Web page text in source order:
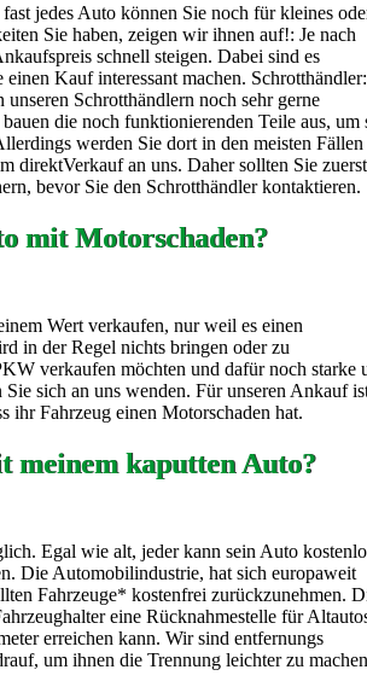
jedes Auto können Sie noch für kleines
Sie haben, zeigen wir ihnen auf!: Je nach
schnell steigen. Dabei sind es
Kauf interessant machen. Schrotthändler:
Schrotthändlern noch sehr gerne
die noch funktionierenden Teile aus, um
werden Sie dort in den meisten Fällen
direktVerkauf an uns. Daher sollten Sie
bevor Sie den Schrotthändler kontaktieren.
mit Motorschaden?
Wert verkaufen, nur weil es einen
in der Regel nichts bringen oder zu
verkaufen möchten und dafür noch starke
sich an uns wenden. Für unseren Ankauf
ihr Fahrzeug einen Motorschaden hat.
meinem kaputten Auto?
Egal wie alt, jeder kann sein Auto
Die Automobilindustrie, hat sich europaweit
Fahrzeuge* kostenfrei zurückzunehmen.
eine Rücknahmestelle für
erreichen kann. Wir sind entfernungs
um ihnen die Trennung leichter zu machen